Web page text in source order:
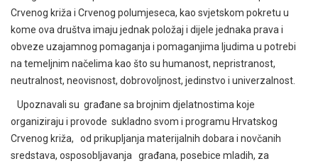
Crvenog križa i Crvenog polumjeseca, kao svjetskom pokretu u
kome ova društva imaju jednak položaj i dijele jednaka prava i
obveze uzajamnog pomaganja i pomaganjima ljudima u potrebi
na temeljnim načelima kao što su humanost, nepristranost,
neutralnost, neovisnost, dobrovoljnost, jedinstvo i univerzalnost.
Upoznavali su građane sa brojnim djelatnostima koje
organiziraju i provode sukladno svom i programu Hrvatskog
Crvenog križa, od prikupljanja materijalnih dobara i novčanih
sredstava, osposobljavanja građana, posebice mladih, za